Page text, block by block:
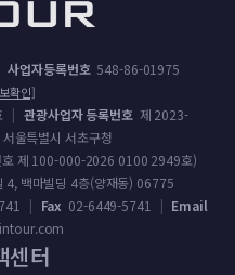
사업자등록번호 548-86-01975
확인]
| 관광사업자 등록번호 제 2023-
서울특별시 서초구청
호 제 100-000-2026 0100 2949호)
4, 백마빌딩 4층(양재동) 06775
| Fax 02-6449-5741 | Email
센터